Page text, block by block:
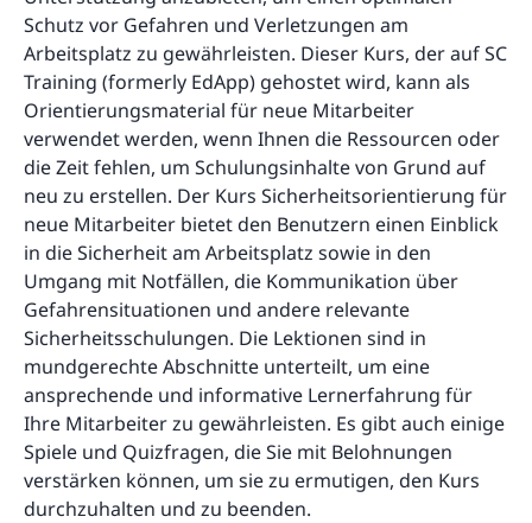
Schutz vor Gefahren und Verletzungen am
Arbeitsplatz zu gewährleisten. Dieser Kurs, der auf SC
Training (formerly EdApp) gehostet wird, kann als
Orientierungsmaterial für neue Mitarbeiter
verwendet werden, wenn Ihnen die Ressourcen oder
die Zeit fehlen, um Schulungsinhalte von Grund auf
neu zu erstellen. Der Kurs Sicherheitsorientierung für
neue Mitarbeiter bietet den Benutzern einen Einblick
in die Sicherheit am Arbeitsplatz sowie in den
Umgang mit Notfällen, die Kommunikation über
Gefahrensituationen und andere relevante
Sicherheitsschulungen. Die Lektionen sind in
mundgerechte Abschnitte unterteilt, um eine
ansprechende und informative Lernerfahrung für
Ihre Mitarbeiter zu gewährleisten. Es gibt auch einige
Spiele und Quizfragen, die Sie mit Belohnungen
verstärken können, um sie zu ermutigen, den Kurs
durchzuhalten und zu beenden.